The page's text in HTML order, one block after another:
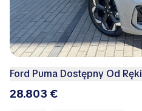
Ford Puma Dostępny Od Ręki
28.803 €